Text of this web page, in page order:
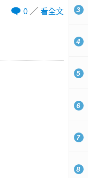
0 看全文 3
4
5
6
7
8